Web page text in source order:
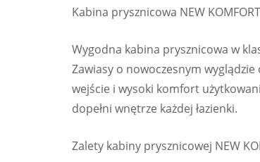
Kabina prysznicowa NEW
Wygodna kabina prysznicowa w
Zawiasy o nowoczesnym
wejście i wysoki komfort
dopełni wnętrze każdej łazienki.
Zalety kabiny prysznicowej NEW